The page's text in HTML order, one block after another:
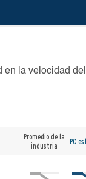
en la velocidad
Promedio de la
industria
PC